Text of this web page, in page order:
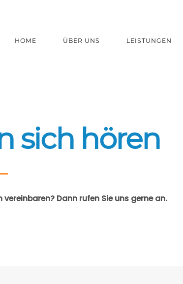
HOME ÜBER UNS LEISTUNGEN
sich hören
Dann rufen Sie uns gerne an.